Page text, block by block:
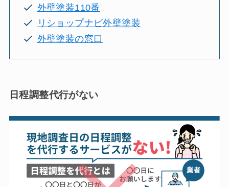
外壁塗装110番
リショップナビ外壁塗装
外壁塗装の窓口
日程調整代行がない